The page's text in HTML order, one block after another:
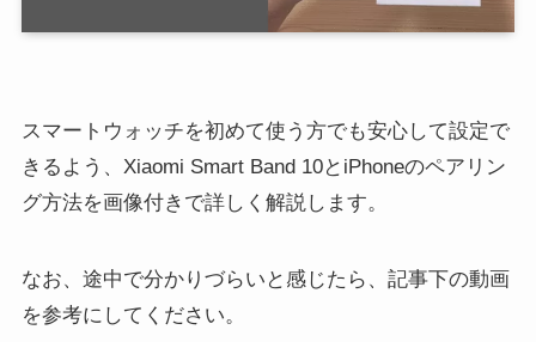
スマートウォッチを初めて使う方でも安心して設定で
きるよう、Xiaomi Smart Band 10とiPhoneのペアリン
グ方法を画像付きで詳しく解説します。
なお、途中で分かりづらいと感じたら、記事下の動画
を参考にしてください。